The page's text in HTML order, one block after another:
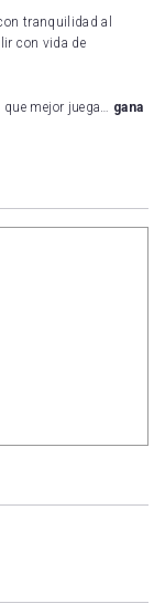
tranquilidad al
con vida de
que mejor juega… gana